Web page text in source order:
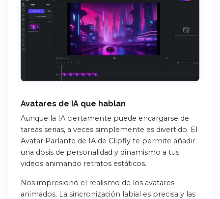
Avatares de IA que hablan
Aunque la IA ciertamente puede encargarse de
tareas serias, a veces simplemente es divertido. El
Avatar Parlante de IA de Clipfly te permite añadir
una dosis de personalidad y dinamismo a tus
videos animando retratos estáticos.
Nos impresionó el realismo de los avatares
animados. La sincronización labial es precisa y las